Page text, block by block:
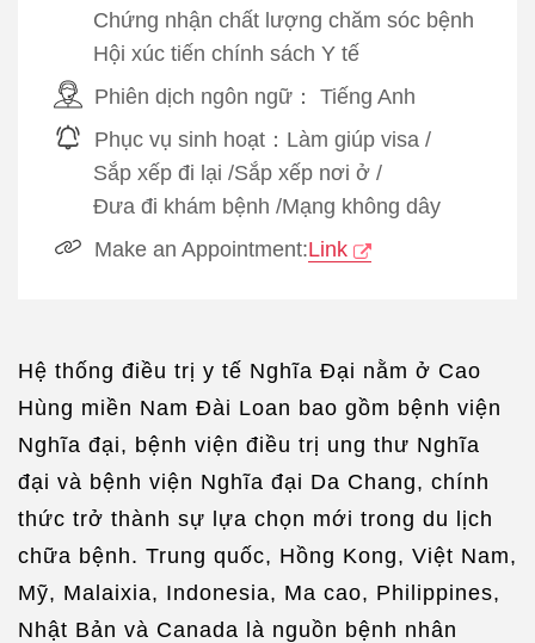
Chứng nhận chất lượng chăm sóc bệnh
Hội xúc tiến chính sách Y tế
Phiên dịch ngôn ngữ： Tiếng Anh
Phục vụ sinh hoạt： Làm giúp visa /
Sắp xếp đi lại /Sắp xếp nơi ở /
Đưa đi khám bệnh /Mạng không dây
Make an Appointment:Link
Hệ thống điều trị y tế Nghĩa Đại nằm ở Cao
Hùng miền Nam Đài Loan bao gồm bệnh viện
Nghĩa đại, bệnh viện điều trị ung thư Nghĩa
đại và bệnh viện Nghĩa đại Da Chang, chính
thức trở thành sự lựa chọn mới trong du lịch
chữa bệnh. Trung quốc, Hồng Kong, Việt Nam,
Mỹ, Malaixia, Indonesia, Ma cao, Philippines,
Nhật Bản và Canada là nguồn bệnh nhân